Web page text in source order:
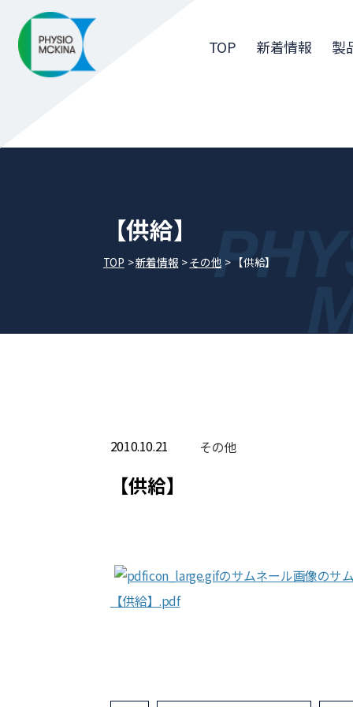
TOP 新着情報 製
【供給】
TOP 新着情報 その他 【供給】
2010.10.21 その他
【供給】
【供給】.pdf